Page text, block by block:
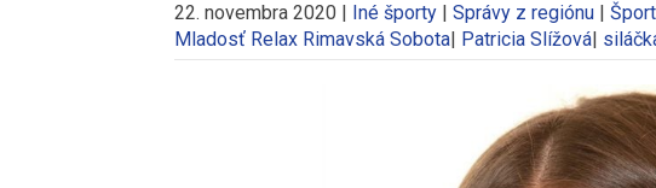
22. novembra 2020 | Iné športy| Správy z regiónu| Šport
Mladosť Relax Rimavská Sobota| Patricia Slížová|